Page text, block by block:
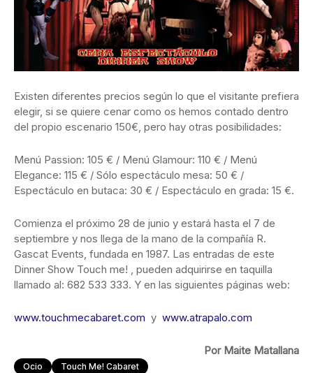
Existen diferentes precios según lo que el visitante prefiera
elegir, si se quiere cenar como os hemos contado dentro
del propio escenario 150€, pero hay otras posibilidades:
Menú Passion: 105 € / Menú Glamour: 110 € / Menú
Elegance: 115 € / Sólo espectáculo mesa: 50 € /
Espectáculo en butaca: 30 € / Espectáculo en grada: 15 €.
Comienza el próximo 28 de junio y estará hasta el 7 de
septiembre y nos llega de la mano de la compañía R.
Gascat Events, fundada en 1987. Las entradas de este
Dinner Show Touch me! , pueden adquirirse en taquilla
llamado al: 682 533 333. Y en las siguientes páginas web:
www.touchmecabaret.com y www.atrapalo.com
Por Maite Matallana
Ocio Touch Me! Cabaret